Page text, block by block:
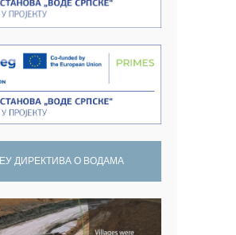
ЕУ ДИРЕКТИВА О ВОДАМА